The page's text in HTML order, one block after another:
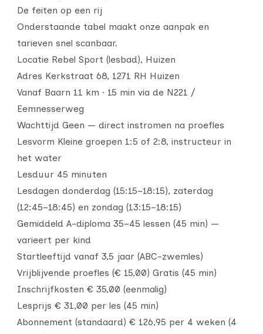
De feiten op een rij
Onderstaande tabel maakt onze aanpak en
tarieven snel scanbaar.
Locatie Rebel Sport (lesbad), Huizen
Adres Kerkstraat 68, 1271 RH Huizen
Vanaf Baarn 11 km · 15 min via de N221 /
Eemnesserweg
Wachttijd Geen — direct instromen na proefles
Lesvorm Kleine groepen 1:5 of 2:8, instructeur in
het water
Lesduur 45 minuten
Lesdagen donderdag (15:15–18:15), zaterdag
(12:45–18:45) en zondag (13:15–18:15)
Gemiddeld A-diploma 35–45 lessen (45 min) —
varieert per kind
Startleeftijd vanaf 3,5 jaar (ABC-zwemles)
Vrijblijvende proefles (€ 15,00) Gratis (45 min)
Inschrijfkosten € 35,00 (eenmalig)
Lesprijs € 31,00 per les (45 min)
Abonnement (standaard) € 126,95 per 4 weken (4